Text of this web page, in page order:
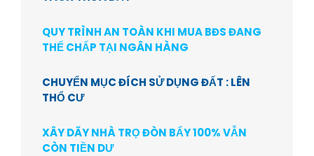
QUY TRÌNH AN TOÀN KHI MUA BĐS ĐANG
THẾ CHẤP TẠI NGÂN HÀNG
CHUYỂN MỤC ĐÍCH SỬ DỤNG ĐẤT : LÊN
THỔ CƯ
XÂY DÃY NHÀ TRỌ ĐÒN BẨY 100% VẪN
CÒN TIỀN DƯ